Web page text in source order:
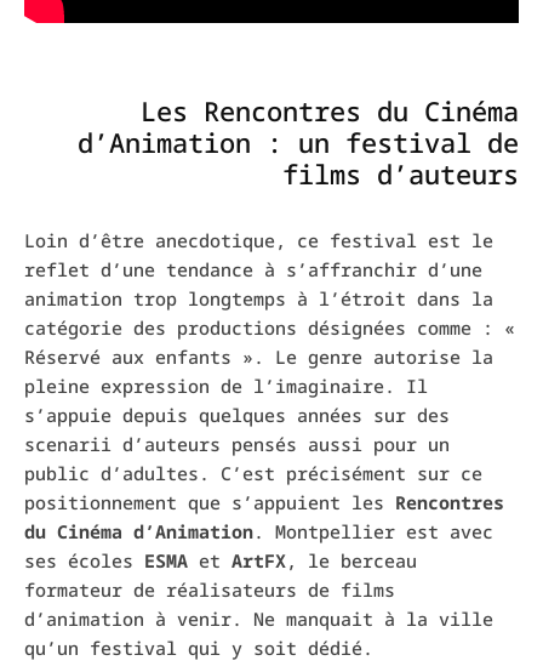
Les Rencontres du Cinéma
d’Animation : un festival de
films d’auteurs
Loin d’être anecdotique, ce festival est le
reflet d’une tendance à s’affranchir d’une
animation trop longtemps à l’étroit dans la
catégorie des productions désignées comme :
«
Réservé aux enfants ».
Le genre autorise la
pleine expression de l’imaginaire. Il
s’appuie depuis quelques années sur des
scenarii d’auteurs pensés aussi pour un
public d’adultes. C’est précisément sur ce
positionnement que s’appuient les Rencontres
du Cinéma d’Animation. Montpellier est avec
ses écoles ESMA et ArtFX, le berceau
formateur de réalisateurs de films
d’animation à venir.
Ne manquait à la ville
qu’un festival qui y soit dédié.